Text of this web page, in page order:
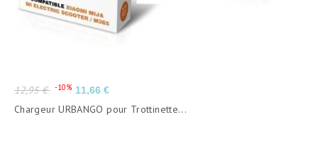
Prix
de
base
12,95 € -10% Prix
11,66 €
Chargeur URBANGO pour Trottinette...